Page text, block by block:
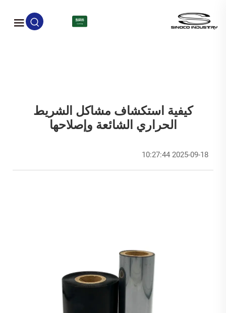
كيفية استكشاف مشاكل الشريط
الحراري الشائعة وإصلاحها
2025-09-18 10:27:44